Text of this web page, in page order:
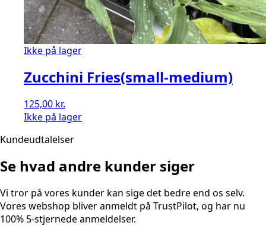
Ikke på lager
Zucchini Fries(small-medium)
125,00 kr.
Ikke på lager
Kundeudtalelser
Se hvad andre kunder siger
Vi tror på vores kunder kan sige det bedre end os selv.
Vores webshop bliver anmeldt på TrustPilot, og har nu
100% 5-stjernede anmeldelser.